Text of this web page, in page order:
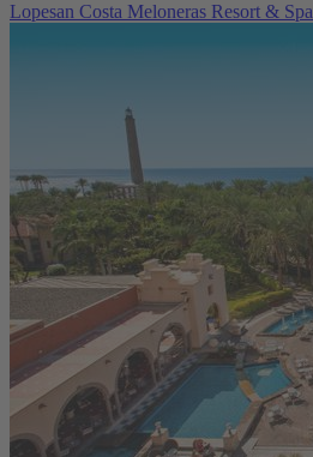
Lopesan Costa Meloneras Resort & Spa